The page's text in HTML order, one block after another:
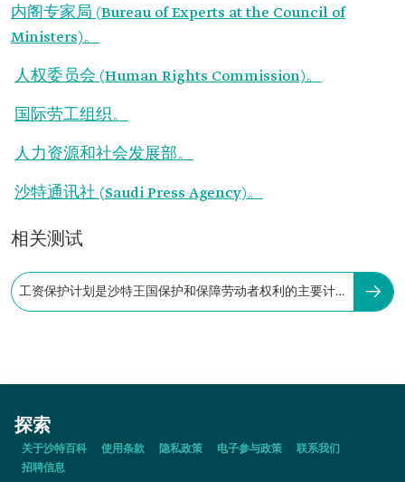
内阁专家局 (Bureau of Experts at the Council of
Ministers)。
人权委员会 (Human Rights Commission)。
国际劳工组织。
人力资源和社会发展部。
沙特通讯社 (Saudi Press Agency)。
相关测试
工资保护计划是沙特王国保护和保障劳动者权利的主要计
探索
关于沙特百科 使用条款 隐私政策 电子参与政策
联系我们
招聘信息